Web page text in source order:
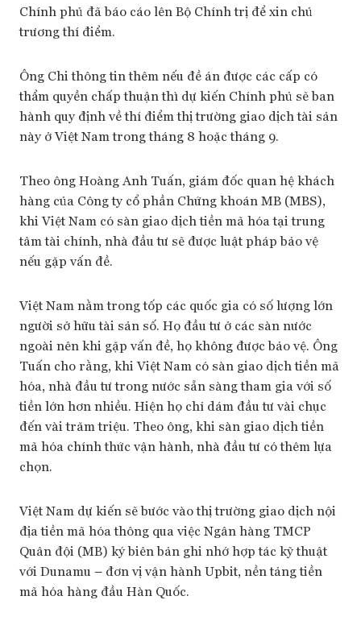
Chính phủ đã báo cáo lên Bộ Chính trị để xin chủ
trương thí điểm.
Ông Chi thông tin thêm nếu đề án được các cấp có
thẩm quyền chấp thuận thì dự kiến Chính phủ sẽ ban
hành quy định về thí điểm thị trường giao dịch tài sản
này ở Việt Nam trong tháng 8 hoặc tháng 9.
Theo ông Hoàng Anh Tuấn, giám đốc quan hệ khách
hàng của Công ty cổ phần Chứng khoán MB (MBS),
khi Việt Nam có sàn giao dịch tiền mã hóa tại trung
tâm tài chính, nhà đầu tư sẽ được luật pháp bảo vệ
nếu gặp vấn đề.
Việt Nam nằm trong tốp các quốc gia có số lượng lớn
người sở hữu tài sản số. Họ đầu tư ở các sàn nước
ngoài nên khi gặp vấn đề, họ không được bảo vệ. Ông
Tuấn cho rằng, khi Việt Nam có sàn giao dịch tiền mã
hóa, nhà đầu tư trong nước sẵn sàng tham gia với số
tiền lớn hơn nhiều. Hiện họ chỉ dám đầu tư vài chục
đến vài trăm triệu. Theo ông, khi sàn giao dịch tiền
mã hóa chính thức vận hành, nhà đầu tư có thêm lựa
chọn.
Việt Nam dự kiến sẽ bước vào thị trường giao dịch nội
địa tiền mã hóa thông qua việc Ngân hàng TMCP
Quân đội (MB) ký biên bản ghi nhớ hợp tác kỹ thuật
với Dunamu – đơn vị vận hành Upbit, nền tảng tiền
mã hóa hàng đầu Hàn Quốc.